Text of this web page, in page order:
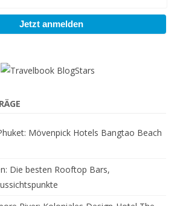
Mövenpick Hotels Bangtao Beach
Die besten Rooftop Bars,